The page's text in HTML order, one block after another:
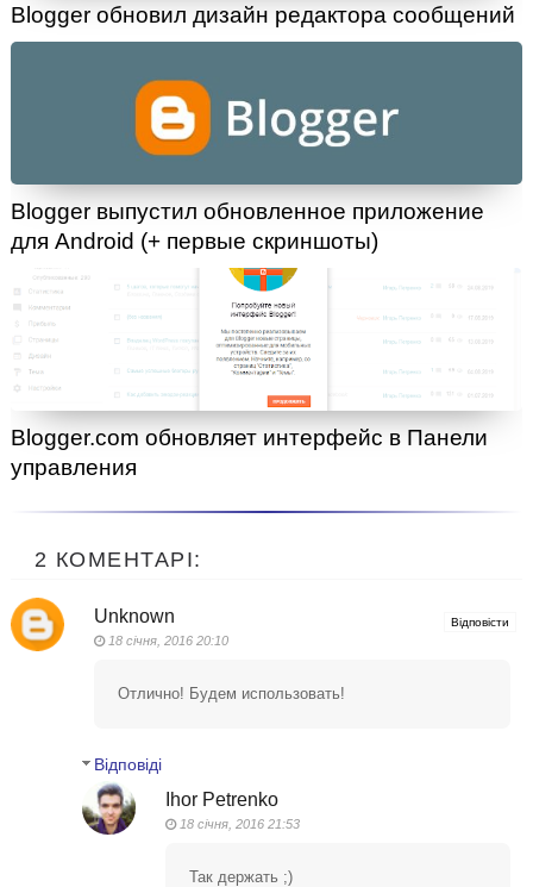
Blogger обновил дизайн редактора сообщений
Blogger выпустил обновленное приложение
для Android (+ первые скриншоты)
Blogger.com обновляет интерфейс в Панели
управления
2 КОМЕНТАРІ:
Unknown
18 січня, 2016 20:10
Отлично! Будем использовать!
Відповісти
Відповіді
Ihor Petrenko
18 січня, 2016 21:53
Так держать ;)